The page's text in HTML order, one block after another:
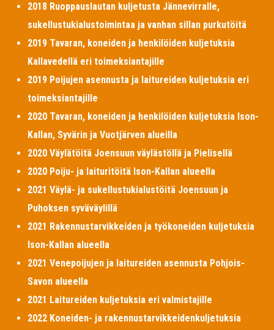
2018 Ruoppauslautan kuljetusta Jännevirralle,
sukellustukialustoimintaa ja vanhan sillan purkutöitä
2019 Tavaran, koneiden ja henkilöiden kuljetuksia
Kallavedellä eri toimeksiantajille
2019 Poijujen asennusta ja laitureiden kuljetuksia eri
toimeksiantajille
2020 Tavaran, koneiden ja henkilöiden kuljetuksia Ison-
Kallan, Syvärin ja Vuotjärven alueilla
2020 Väylätöitä Joensuun väylästöllä ja Pielisellä
2020 Poiju- ja laituritöitä Ison-Kallan alueella
2021 Väylä- ja sukellustukialustöitä Joensuun ja
Puhoksen syväväylillä
2021 Rakennustarvikkeiden ja työkoneiden kuljetuksia
Ison-Kallan alueella
2021 Venepoijujen ja laitureiden asennusta Pohjois-
Savon alueella
2021 Laitureiden kuljetuksia eri valmistajille
2022 Koneiden- ja rakennustarvikkeidenkuljetuksia